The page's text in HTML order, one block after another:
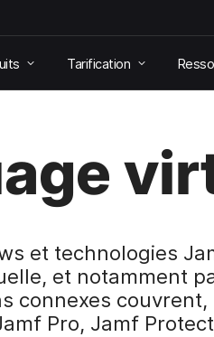
Tarification
et technologies
et notamment
connexes
Pro, Jamf